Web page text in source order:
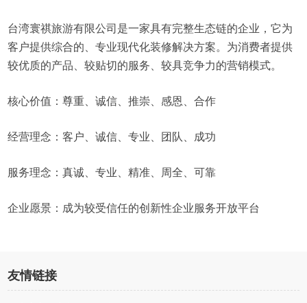
台湾寰祺旅游有限公司是一家具有完整生态链的企业，它为
客户提供综合的、专业现代化装修解决方案。为消费者提供
较优质的产品、较贴切的服务、较具竞争力的营销模式。
核心价值：尊重、诚信、推崇、感恩、合作
经营理念：客户、诚信、专业、团队、成功
服务理念：真诚、专业、精准、周全、可靠
企业愿景：成为较受信任的创新性企业服务开放平台
友情链接